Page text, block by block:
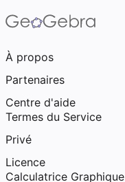
À propos
Partenaires
Centre d'aide
Termes du Service
Privé
Licence
Calculatrice Graphique